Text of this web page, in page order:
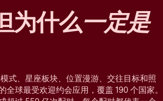
为什么一定是
式、星座板块、位置漫游、交往目标和照
全球最受欢迎约会应用，覆盖 190 个国家。